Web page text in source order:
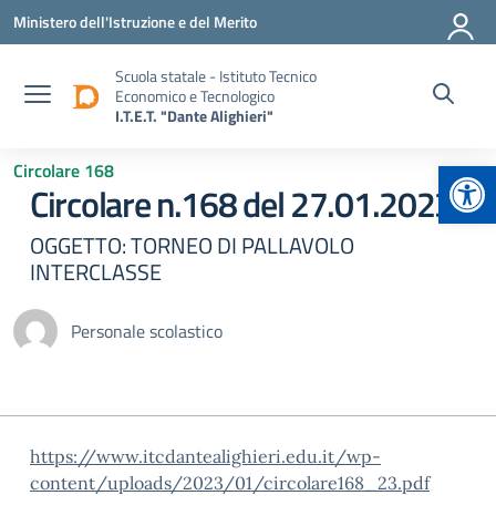
Vai ai contenuti
Vai al menu di navigazione
Vai al footer
Ministero dell'Istruzione e del Merito
Scuola statale - Istituto Tecnico
Economico e Tecnologico
I.T.E.T. "Dante Alighieri"
Circolare 168
Circolare n.168 del 27.01.2023
OGGETTO: TORNEO DI PALLAVOLO
INTERCLASSE
Personale scolastico
https://www.itcdantealighieri.edu.it/wp-
content/uploads/2023/01/circolare168_23.pdf